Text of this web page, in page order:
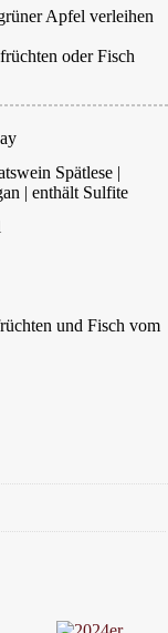
Apfel verleihen
oder Fisch
Spätlese |
| enthält Sulfite
und Fisch vom